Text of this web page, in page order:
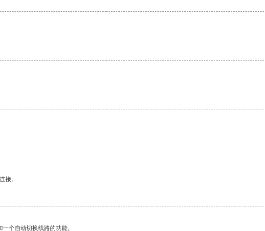
接。
个自动切换线路的功能。